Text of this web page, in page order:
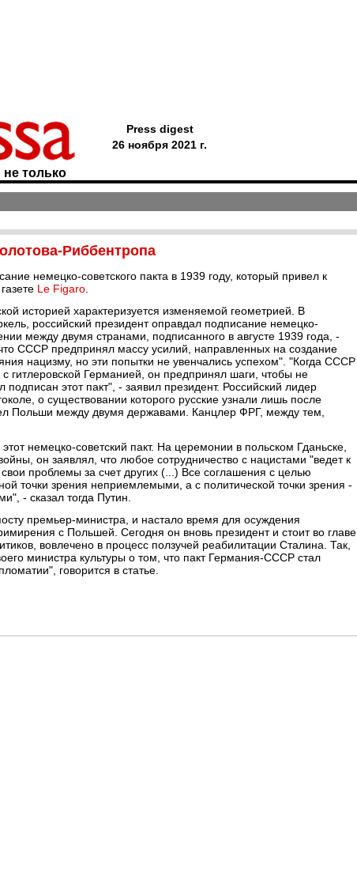
не только
Press digest
26 ноября 2021 г.
Риббентропа
немецко-советского пакта в 1939 году, который привел к
Le Figaro
историей характеризуется изменяемой геометрией. В
российский президент оправдал подписание немецко-
между двумя странами, подписанного в августе 1939 года, -
СССР предпринял массу усилий, направленных на создание
нацизму, но эти попытки не увенчались успехом". "Когда СССР
гитлеровской Германией, он предпринял шаги, чтобы не
этот пакт", - заявил президент. Российский лидер
о существовании которого русские узнали лишь после
Польши между двумя державами. Канцлер ФРГ, между тем,
немецко-советский пакт. На церемонии в польском Гданьске,
он заявлял, что любое сотрудничество с нацистами "ведет к
проблемы за счет других (...) Все соглашения с целью
точки зрения неприемлемыми, а с политической точки зрения -
- сказал тогда Путин.
премьер-министра, и настало время для осуждения
с Польшей. Сегодня он вновь президент и стоит во главе
вовлечено в процесс ползучей реабилитации Сталина. Так,
министра культуры о том, что пакт Германия-СССР стал
говорится в статье.